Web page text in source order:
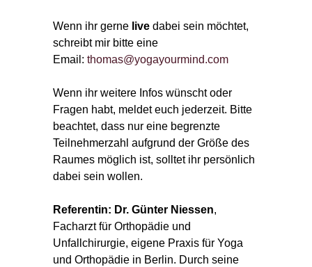
Wenn ihr gerne live dabei sein möchtet,
schreibt mir bitte eine
Email:thomas@yogayourmind.com
Wenn ihr weitere Infos wünscht oder
Fragen habt, meldet euch jederzeit. Bitte
beachtet, dass nur eine begrenzte
Teilnehmerzahl aufgrund der Größe des
Raumes möglich ist, solltet ihr persönlich
dabei sein wollen.
Referentin: Dr. Günter Niessen,
Facharzt für Orthopädie und
Unfallchirurgie, eigene Praxis für Yoga
und Orthopädie in Berlin. Durch seine